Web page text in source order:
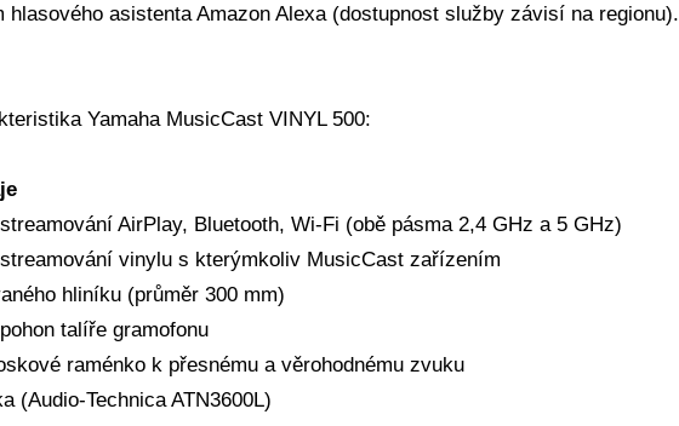
hlasového asistenta Amazon Alexa (dostupnost služby závisí na regionu).
Yamaha MusicCast VINYL 500:
AirPlay, Bluetooth, Wi-Fi (obě pásma 2,4 GHz a 5 GHz)
vinylu s kterýmkoliv MusicCast zařízením
hliníku (průměr 300 mm)
talíře gramofonu
raménko k přesnému a věrohodnému zvuku
(Audio-Technica ATN3600L)